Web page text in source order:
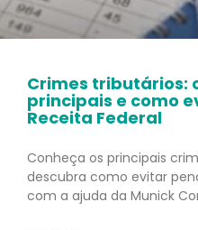
Crimes tributários:
principais e como
Receita Federal
Conheça os principais
descubra como evitar
com a ajuda da Munick